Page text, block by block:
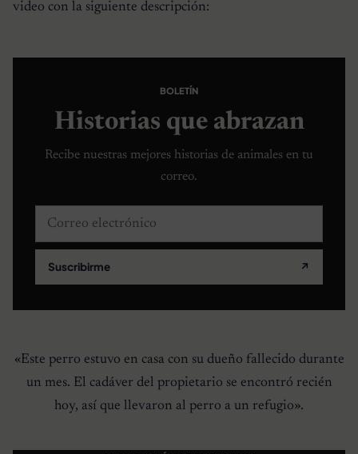
video con la siguiente descripción:
BOLETÍN
Historias que abrazan
Recibe nuestras mejores historias de animales en tu
correo.
Correo electrónico
Suscribirme ↗
«Este perro estuvo en casa con su dueño fallecido durante
un mes. El cadáver del propietario se encontró recién
hoy, así que llevaron al perro a un refugio».